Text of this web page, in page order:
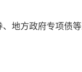
地方政府专项债